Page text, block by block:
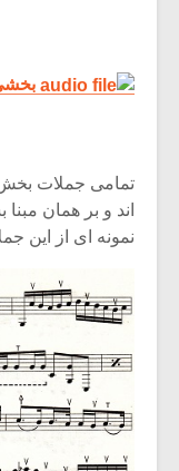
تمامی جملات
اند و بر همان
نمونه ای از این